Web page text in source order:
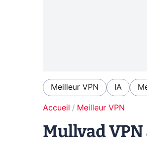
Meilleur VPN IA
Accueil Meilleur VPN
Mullvad